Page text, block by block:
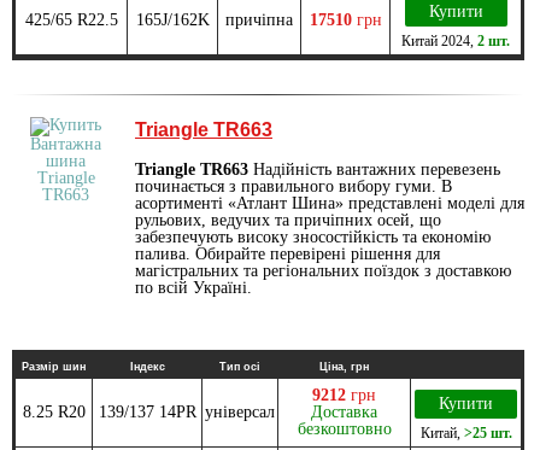
425/65 R22.5 165J/162K причіпна 17510 грн Купити
Китай 2024 2 шт.
Triangle TR663
Triangle TR663 Надійність вантажних перевезень
починається з правильного вибору гуми. В
асортименті «Атлант Шина» представлені моделі для
рульових, ведучих та причіпних осей, що
забезпечують високу зносостійкість та економію
палива. Обирайте перевірені рішення для
магістральних та регіональних поїздок з доставкою
по всій Україні.
Размір шин Індекс Тип осі Ціна, грн
8.25 R20 139/137 14PR універсал
9212 грн
Доставка
безкоштовно
Купити
Китай, >25 шт.